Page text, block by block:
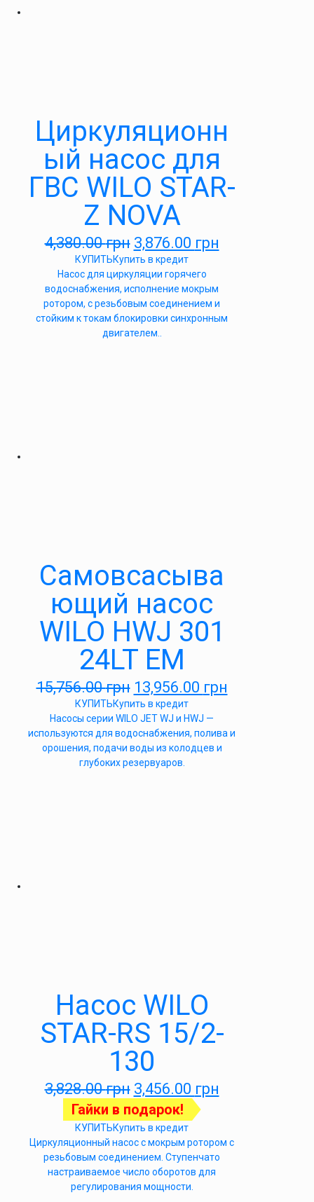
Циркуляционн
ый насос для
ГВС WILO STAR-
Z NOVA
4,380.00грн 3,876.00 грн
КУПИТЬКупить в кредит
Насос для циркуляции горячего
водоснабжения, исполнение мокрым
ротором, с резьбовым соединением и
стойким к токам блокировки синхронным
двигателем..
Самовсасыва
ющий насос
WILO HWJ 301
24LT EM
15,756.00грн 13,956.00 грн
КУПИТЬКупить в кредит
Насосы серии WILO JET WJ и HWJ —
используются для водоснабжения, полива и
орошения, подачи воды из колодцев и
глубоких резервуаров.
Насос WILO
STAR-RS 15/2-
130
3,828.00грн 3,456.00 грн
Гайки в подарок!
КУПИТЬКупить в кредит
Циркуляционный насос с мокрым ротором с
резьбовым соединением. Ступенчато
настраиваемое число оборотов для
регулирования мощности.